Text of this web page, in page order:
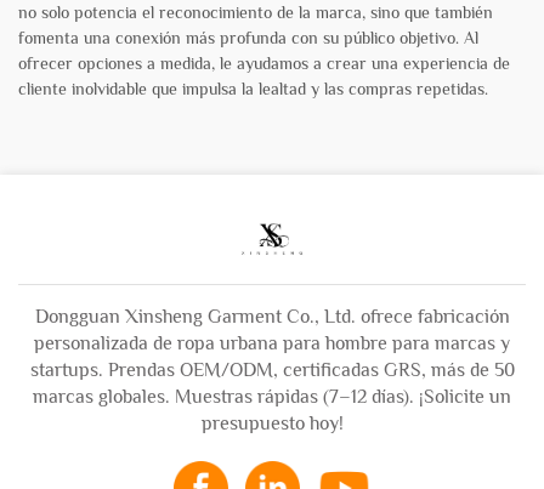
no solo potencia el reconocimiento de la marca, sino que también
fomenta una conexión más profunda con su público objetivo. Al
ofrecer opciones a medida, le ayudamos a crear una experiencia de
cliente inolvidable que impulsa la lealtad y las compras repetidas.
Dongguan Xinsheng Garment Co., Ltd. ofrece fabricación
personalizada de ropa urbana para hombre para marcas y
startups. Prendas OEM/ODM, certificadas GRS, más de 50
marcas globales. Muestras rápidas (7–12 días). ¡Solicite un
presupuesto hoy!